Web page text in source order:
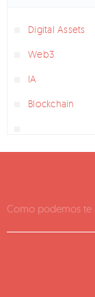
Digital Assets
Web3
IA
Blockchain
Como podemos te